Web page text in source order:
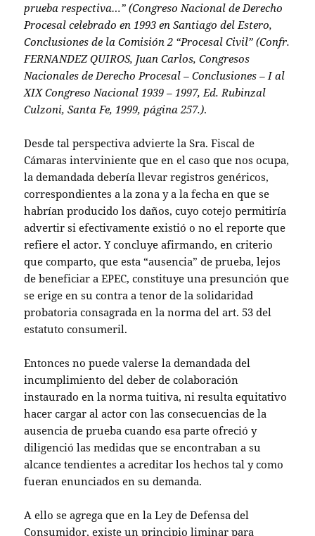
prueba respectiva…” (Congreso Nacional de Derecho
Procesal celebrado en 1993 en Santiago del Estero,
Conclusiones de la Comisión 2 “Procesal Civil” (Confr.
FERNANDEZ QUIROS, Juan Carlos, Congresos
Nacionales de Derecho Procesal – Conclusiones – I al
XIX Congreso Nacional 1939 – 1997, Ed. Rubinzal
Culzoni, Santa Fe, 1999, página 257.).
Desde tal perspectiva advierte la Sra. Fiscal de
Cámaras interviniente que en el caso que nos ocupa,
la demandada debería llevar registros genéricos,
correspondientes a la zona y a la fecha en que se
habrían producido los daños, cuyo cotejo permitiría
advertir si efectivamente existió o no el reporte que
refiere el actor. Y concluye afirmando, en criterio
que comparto, que esta “ausencia” de prueba, lejos
de beneficiar a EPEC, constituye una presunción que
se erige en su contra a tenor de la solidaridad
probatoria consagrada en la norma del art. 53 del
estatuto consumeril.
Entonces no puede valerse la demandada del
incumplimiento del deber de colaboración
instaurado en la norma tuitiva, ni resulta equitativo
hacer cargar al actor con las consecuencias de la
ausencia de prueba cuando esa parte ofreció y
diligenció las medidas que se encontraban a su
alcance tendientes a acreditar los hechos tal y como
fueran enunciados en su demanda.
A ello se agrega que en la Ley de Defensa del
Consumidor, existe un principio liminar para